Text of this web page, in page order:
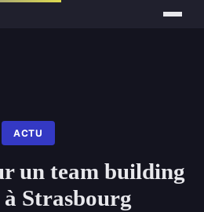
ACTU
un team building
à Strasbourg